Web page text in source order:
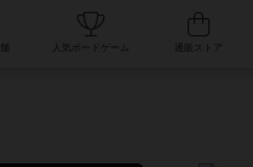
人気ボードゲーム